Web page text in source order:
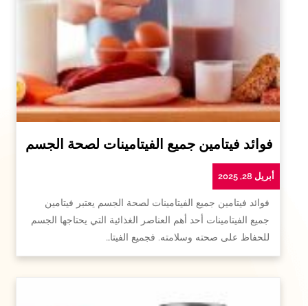
فوائد فيتامين جميع الفيتامينات لصحة الجسم
أبريل 28, 2025
فوائد فيتامين جميع الفيتامينات لصحة الجسم يعتبر فيتامين
جميع الفيتامينات أحد أهم العناصر الغذائية التي يحتاجها الجسم
للحفاظ على صحته وسلامته. فجميع الفيتا…